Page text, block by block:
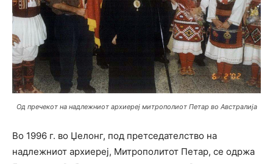
Од пречекот на надлежниот архиереј митрополиот Петар во Австралија
Во 1996 г. во Џелонг, под претседателство на
надлежниот архиереј, Митрополитот Петар, се одржа